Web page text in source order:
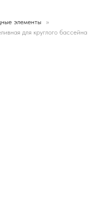
элементы
для круглого бассейна